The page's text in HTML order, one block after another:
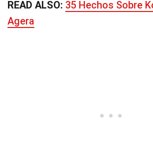
READ ALSO: 35 Hechos Sobre
Agera